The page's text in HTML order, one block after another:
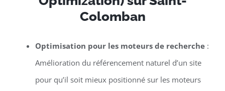
Colomban
Optimisation pour les moteurs de recherche:
Amélioration du référencement naturel d’un site
pour qu’il soit mieux positionné sur les moteurs